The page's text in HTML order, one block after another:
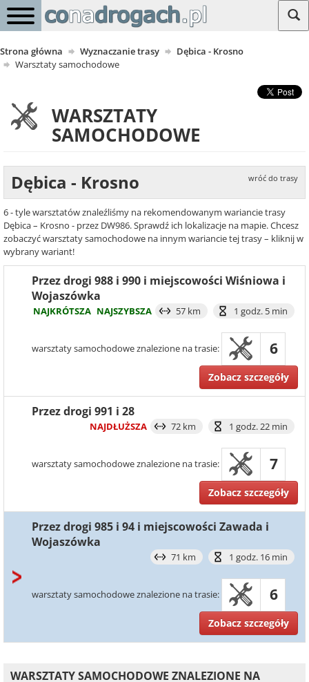
Strona główna Wyznaczanie trasy
Dębica - Krosno
Warsztaty samochodowe
WARSZTATY
SAMOCHODOWE
Dębica - Krosno wróć do trasy
6 - tyle warsztatów znaleźliśmy na rekomendowanym wariancie trasy
Dębica – Krosno - przez DW986. Sprawdź ich lokalizacje na mapie. Chcesz
zobaczyć warsztaty samochodowe na innym wariancie tej trasy – kliknij w
wybrany wariant!
Przez drogi 988 i 990 i miejscowości Wiśniowa i
Wojaszówka
NAJKRÓTSZA NAJSZYBSZA 57 km 1 godz. 5 min
warsztaty samochodowe znalezione na trasie: 6
Zobacz szczegóły
Przez drogi 991 i 28
NAJDŁUŻSZA 72 km 1 godz. 22 min
warsztaty samochodowe znalezione na trasie: 7
Zobacz szczegóły
Przez drogi 985 i 94 i miejscowości Zawada i
Wojaszówka
71 km 1 godz. 16 min
warsztaty samochodowe znalezione na trasie: 6
Zobacz szczegóły
WARSZTATY SAMOCHODOWE ZNALEZIONE NA